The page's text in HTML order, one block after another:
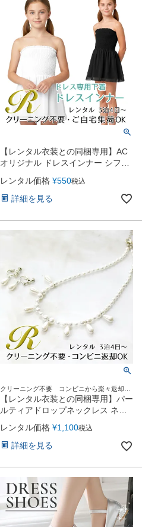
【レンタル衣装との同梱専用】AC
オリジナル ドレスインナー シフォ
ンフレア ベアトップス
レンタル価格 ¥550税込
詳細を見る
クリーニング不要 コンビニから楽々返却
♪[子供ドレスレンタル][貸衣装][指定日お届け
可][会場・式場直送OK]
【レンタル衣装との同梱専用】パー
ルティアドロップネックレス ネッ
クレス＆イヤリング 2点セット
（ACA31）
レンタル価格 ¥1,100税込
詳細を見る